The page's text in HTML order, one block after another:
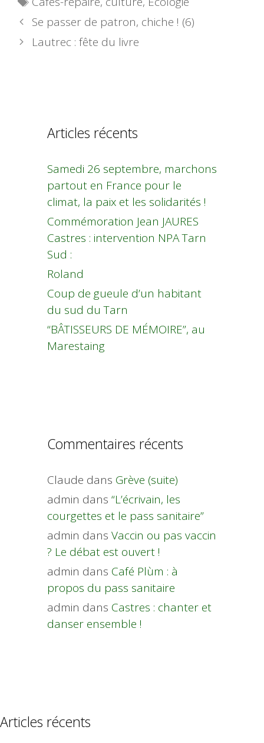
Se passer de patron, chiche ! (6)
Lautrec : fête du livre
Articles récents
Samedi 26 septembre, marchons
partout en France pour le
climat, la paix et les solidarités !
Commémoration Jean JAURES
Castres : intervention NPA Tarn
Sud :
Roland
Coup de gueule d’un habitant
du sud du Tarn
“BÂTISSEURS DE MÉMOIRE”, au
Marestaing
Commentaires récents
Claude dans Grève (suite)
admin dans “L’écrivain, les
courgettes et le pass sanitaire”
admin dans Vaccin ou pas vaccin
? Le débat est ouvert !
admin dans Café Plùm : à
propos du pass sanitaire
admin dans Castres : chanter et
danser ensemble !
Articles récents